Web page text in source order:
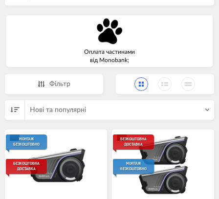
Оплата частинами
від Monobank;
Фiльтр
Нові та популярні
МОНТАЖ
БЕЗКОШТОВНО
БЕЗКОШТОВНА
ДОСТАВКА
БЕЗКОШТОВНА
ДОСТАВКА
МОНТАЖ
БЕЗКОШТОВНО